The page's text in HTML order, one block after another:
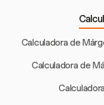
Calculadora de
Calculadora de